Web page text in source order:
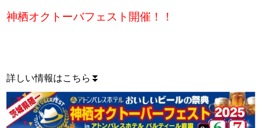
神栖オクトーバフェスト開催！！
詳しい情報はこちら⏬